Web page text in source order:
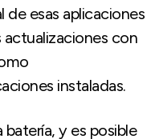
de esas aplicaciones
actualizaciones con
instaladas.
y es posible